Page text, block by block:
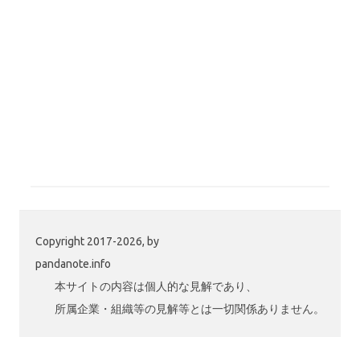
Copyright 2017-2026, by
pandanote.info
本サイトの内容は個人的な見解であり、
所属企業・組織等の見解等とは一切関係ありません。